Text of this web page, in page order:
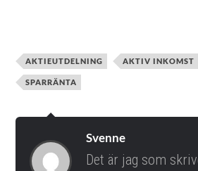
AKTIEUTDELNING AKTIV INKOMST
SPARRÄNTA
Svenne
Det är jag som